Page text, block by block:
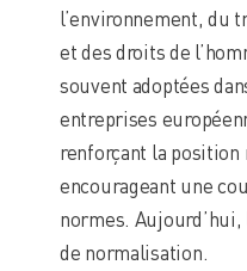
l’environnement, du
et des droits de
souvent adoptées
entreprises
renforçant la position
encourageant une
normes.
de normalisation.